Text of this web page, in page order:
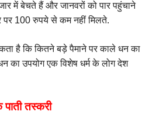
में बेचते हैं और जानवरों को पार पहुंचाने
पर 100 रुपये से कम नहीं मिलते.
है कि कितने बड़े पैमाने पर काले धन का
का उपयोग एक विशेष धर्म के लोग देश
पाती तस्करी